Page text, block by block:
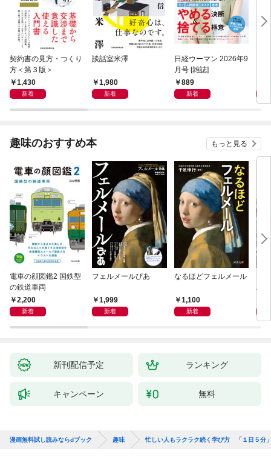
契約書の見方・つくり
方＜第３版＞
1,430
新着
談話室米澤
1,980
新着
日経ウーマン 2026年9
月号 [雑誌]
889
新着
趣味のおすすめ本 もっと見る
電車の顔図鑑2 国鉄型
の鉄道車両
2,200
新着
フェルメールぴあ
1,999
新着
なるほどフェルメール
1,100
新着
ハ
新刊配信予定 ランキング
キャンペーン 無料
漫画無料試し読みならdブック 趣味 忙しい人もラクラク続く学び方 「１日５分